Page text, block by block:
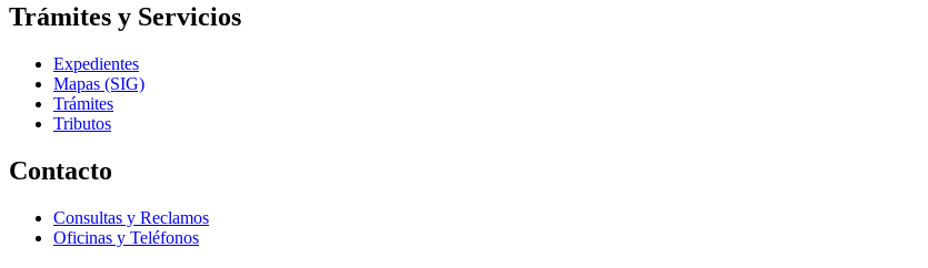
Trámites y Servicios
Expedientes
Mapas (SIG)
Trámites
Tributos
Contacto
Consultas y Reclamos
Oficinas y Teléfonos